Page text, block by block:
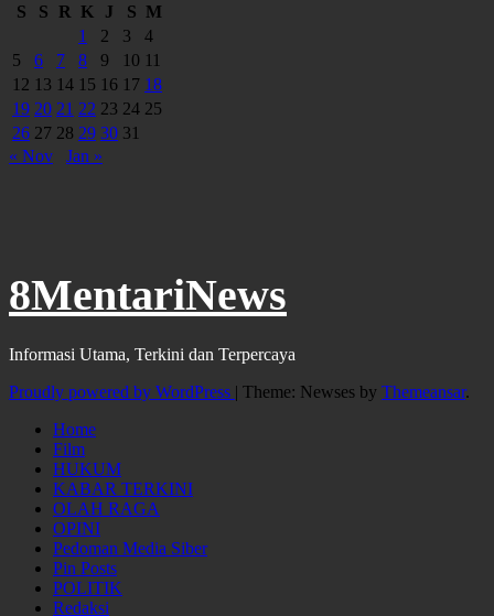
S
S R K J S M
1
2 3
4
5
6 7 8 9 10 11
12 13 14 15 16 17 18
19 20 21 22 23 24 25
26 27 28 29 30 31
« Nov
Jan »
8MentariNews
Informasi Utama, Terkini dan Terpercaya
Proudly powered by WordPress | Theme: Newses by Themeansar.
Home
Film
HUKUM
KABAR TERKINI
OLAH RAGA
OPINI
Pedoman Media Siber
Pin Posts
POLITIK
Redaksi